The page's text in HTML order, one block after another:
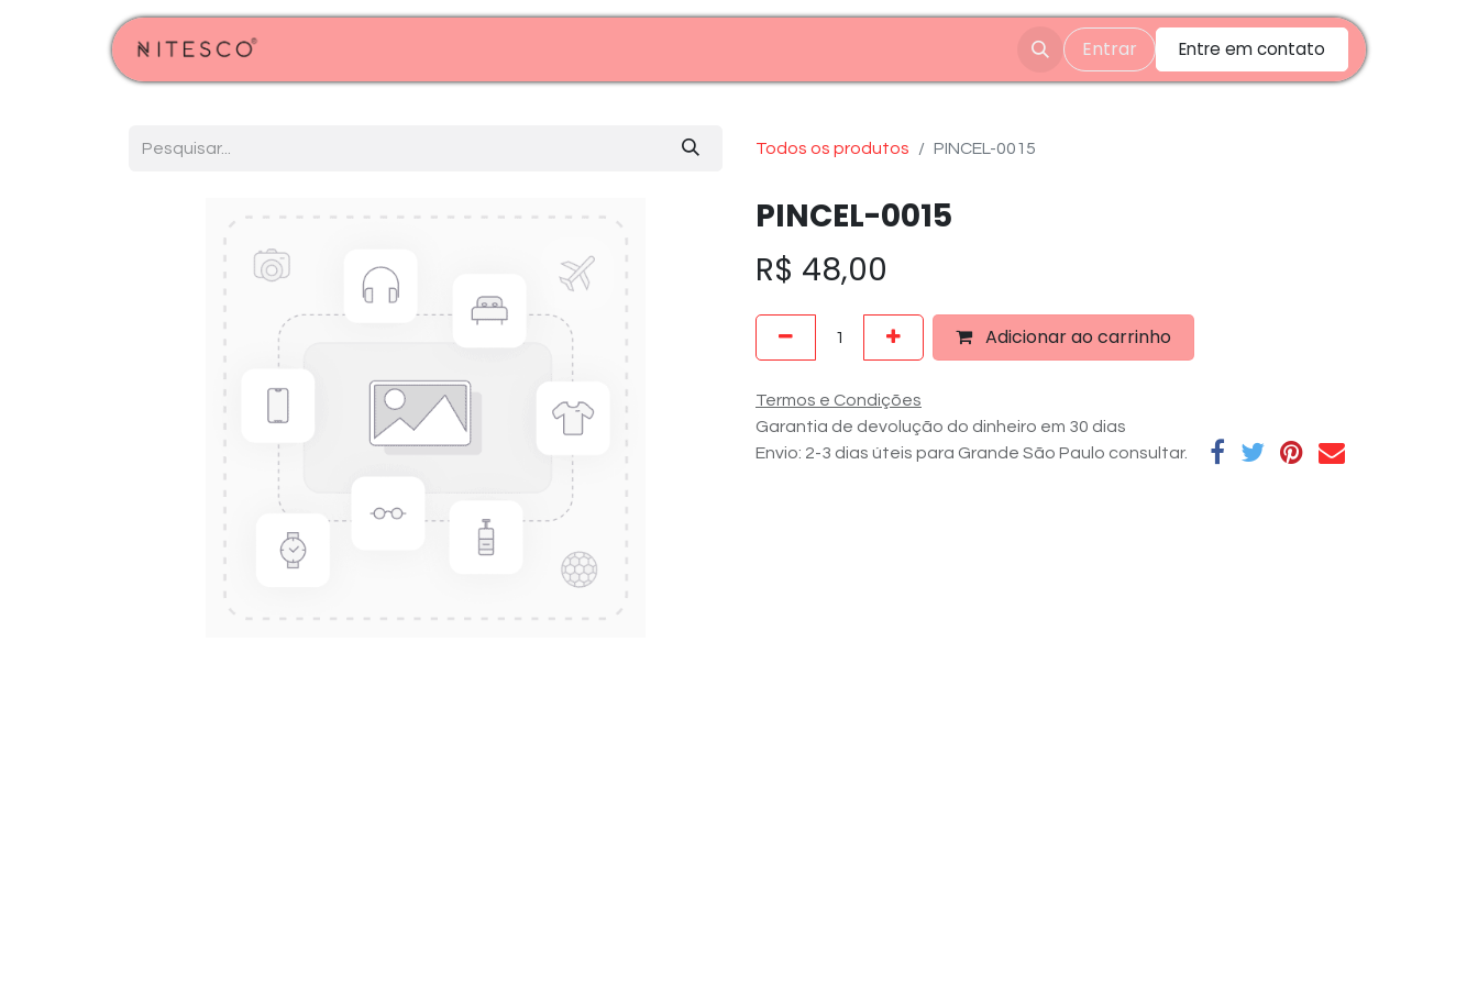
Entrar Entre em contato
Todos os produtos PINCEL-0015
PINCEL-0015
R$ 48,00
Adicionar ao carrinho
Termos e Condições
Garantia de devolução do dinheiro em 30 dias
Envio: 2-3 dias úteis para Grande São Paulo consultar.